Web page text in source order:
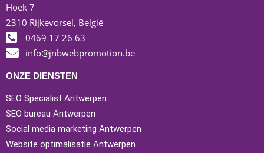
Hoek 7
2310 Rijkevorsel, België
0469 17 26 63
info@jnbwebpromotion.be
ONZE DIENSTEN
SEO Specialist Antwerpen
SEO bureau Antwerpen
Social media marketing Antwerpen
Website optimalisatie Antwerpen